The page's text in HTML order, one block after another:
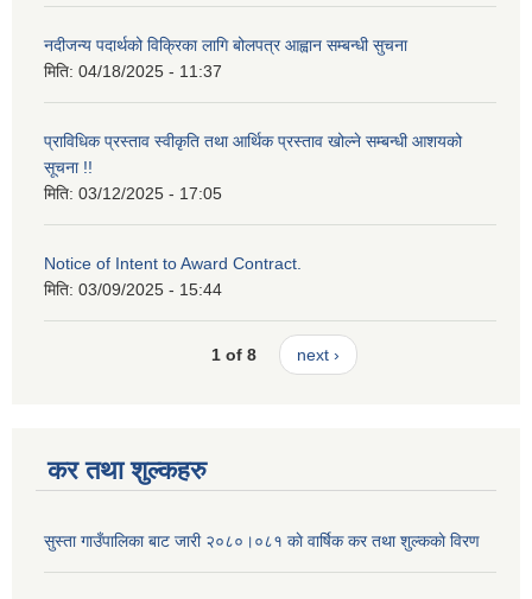
नदीजन्य पदार्थको विक्रिका लागि बोलपत्र आह्वान सम्बन्धी सुचना
मिति: 04/18/2025 - 11:37
प्राविधिक प्रस्ताव स्वीकृति तथा आर्थिक प्रस्ताव खोल्ने सम्बन्धी आशयको
सूचना !!
मिति: 03/12/2025 - 17:05
Notice of Intent to Award Contract.
मिति: 03/09/2025 - 15:44
1 of 8 next ›
कर तथा शुल्कहरु
सुस्ता गाउँपालिका बाट जारी २०८०।०८१ काे वार्षिक कर तथा शुल्ककाे विरण